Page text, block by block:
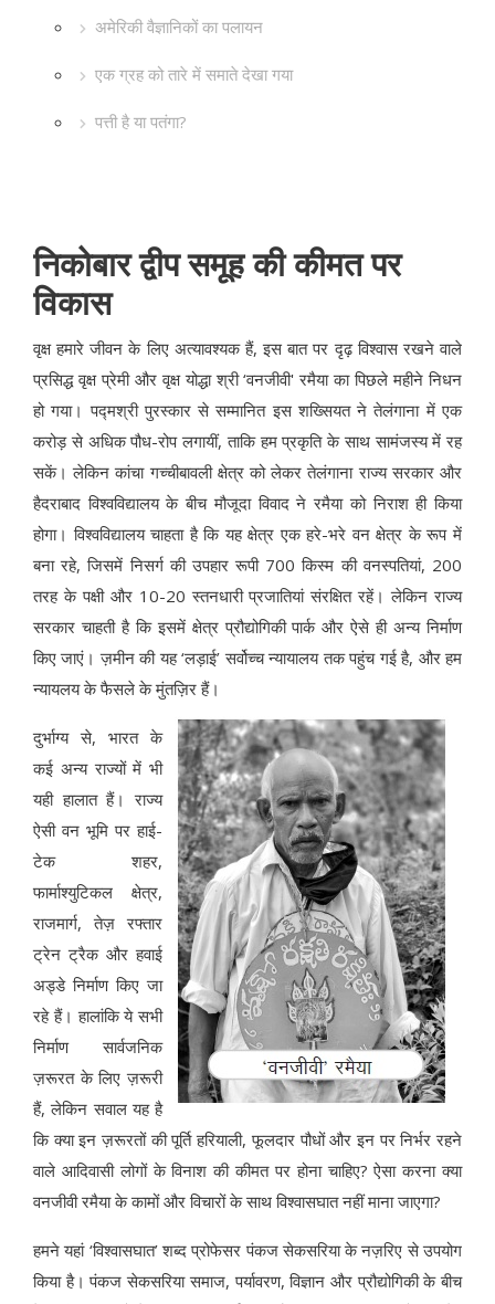
अमेरिकी वैज्ञानिकों का पलायन
एक ग्रह को तारे में समाते देखा गया
पत्ती है या पतंगा?
निकोबार द्वीप समूह की कीमत पर
विकास
वृक्ष हमारे जीवन के लिए अत्यावश्यक हैं, इस बात पर दृढ़ विश्वास रखने वाले
प्रसिद्ध वृक्ष प्रेमी और वृक्ष योद्धा श्री ‘वनजीवी' रमैया का पिछले महीने निधन
हो गया। पद्मश्री पुरस्कार से सम्मानित इस शख्सियत ने तेलंगाना में एक
करोड़ से अधिक पौध-रोप लगायीं, ताकि हम प्रकृति के साथ सामंजस्य में रह
सकें। लेकिन कांचा गच्चीबावली क्षेत्र को लेकर तेलंगाना राज्य सरकार और
हैदराबाद विश्वविद्यालय के बीच मौजूदा विवाद ने रमैया को निराश ही किया
होगा। विश्वविद्यालय चाहता है कि यह क्षेत्र एक हरे-भरे वन क्षेत्र के रूप में
बना रहे, जिसमें निसर्ग की उपहार रूपी 700 किस्म की वनस्पतियां, 200
तरह के पक्षी और 10-20 स्तनधारी प्रजातियां संरक्षित रहें। लेकिन राज्य
सरकार चाहती है कि इसमें क्षेत्र प्रौद्योगिकी पार्क और ऐसे ही अन्य निर्माण
किए जाएं। ज़मीन की यह ‘लड़ाई’ सर्वोच्च न्यायालय तक पहुंच गई है, और हम
न्यायलय के फैसले के मुंतज़िर हैं।
दुर्भाग्य से, भारत के
कई अन्य राज्यों में भी
यही हालात हैं। राज्य
ऐसी वन भूमि पर हाई-
टेक शहर,
फार्माश्युटिकल क्षेत्र,
राजमार्ग, तेज़ रफ्तार
ट्रेन ट्रैक और हवाई
अड्डे निर्माण किए जा
रहे हैं। हालांकि ये सभी
निर्माण सार्वजनिक
ज़रूरत के लिए ज़रूरी
हैं, लेकिन सवाल यह है
कि क्या इन ज़रूरतों की पूर्ति हरियाली, फूलदार पौधों और इन पर निर्भर रहने
वाले आदिवासी लोगों के विनाश की कीमत पर होना चाहिए? ऐसा करना क्या
वनजीवी रमैया के कामों और विचारों के साथ विश्वासघात नहीं माना जाएगा?
हमने यहां ‘विश्वासघात’ शब्द प्रोफेसर पंकज सेकसरिया के नज़रिए से उपयोग
किया है। पंकज सेकसरिया समाज, पर्यावरण, विज्ञान और प्रौद्योगिकी के बीच